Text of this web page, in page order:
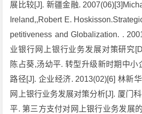
展比较[J]. 新疆金融.
Ireland,,Robert E.
petitiveness and Globalization. .
业银行网上银行业务发展对策研究
陈占葵,汤幼平. 转型升级新时期中小
路径[J]. 企业经济. 2013(02)[6] 林新
网上银行业务发展对策分析[J]. 厦门
平. 第三方支付对网上银行业务发展